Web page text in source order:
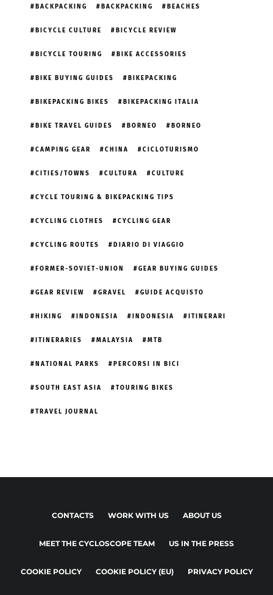
BACKPACKING BACKPACKING BEACHES
BICYCLE CULTURE BICYCLE REVIEW
BICYCLE TOURING BIKE ACCESSORIES
BIKE BUYING GUIDES BIKEPACKING
BIKEPACKING BIKES BIKEPACKING ITALIA
BIKE TRAVEL GUIDES BORNEO BORNEO
CAMPING GEAR CHINA CICLOTURISMO
CITIES/TOWNS CULTURA CULTURE
CYCLE TOURING & BIKEPACKING TIPS
CYCLING CLOTHES CYCLING GEAR
CYCLING ROUTES DIARIO DI VIAGGIO
FORMER-SOVIET-UNION GEAR BUYING GUIDES
GEAR REVIEW GRAVEL GUIDE ACQUISTO
HIKING INDONESIA INDONESIA ITINERARI
ITINERARIES MALAYSIA MTB
NATIONAL PARKS PERCORSI IN BICI
SOUTH EAST ASIA TOURING BIKES
TRAVEL JOURNAL
CONTACTS WORK WITH US ABOUT US
MEET THE CYCLOSCOPE TEAM US IN THE PRESS
COOKIE POLICY COOKIE POLICY (EU) PRIVACY POLICY